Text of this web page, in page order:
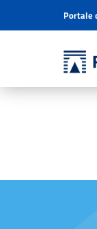
Note Legali - Università Roma Tre
Header info sidebar
Portale